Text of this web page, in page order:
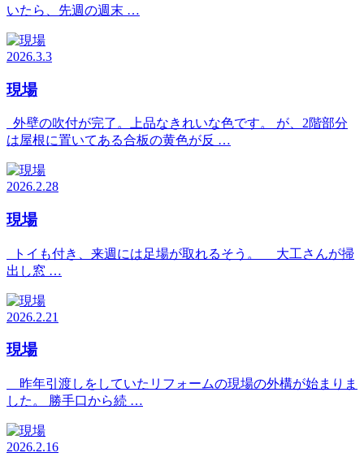
いたら、先週の週末 …
2026.3.3
現場
外壁の吹付が完了。上品なきれいな色です。 が、2階部分
は屋根に置いてある合板の黄色が反 …
2026.2.28
現場
トイも付き、来週には足場が取れるそう。 大工さんが掃
出し窓 …
2026.2.21
現場
昨年引渡しをしていたリフォームの現場の外構が始まりま
した。 勝手口から続 …
2026.2.16